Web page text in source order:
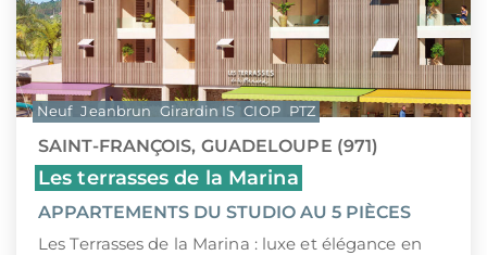
SAINT-FRANÇOIS, GUADELOUPE (971)
Les terrasses de la Marina
APPARTEMENTS DU STUDIO AU 5 PIÈCES
Les Terrasses de la Marina : luxe et élégance en
Neuf Jeanbrun Girardin IS CIOP PTZ